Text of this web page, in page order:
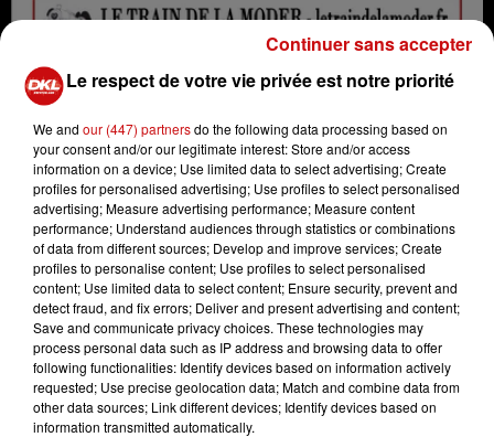
Exposition de Modelisme Ferroviaire
Crédit :Exposition de Modelisme Ferroviaire
Ajouter à votre calendrier
Date
du16 mars 2024 à 13h30
au16 mars 2024 à 19h00
Le respect de votre vie privée est notre priorité
We and our (447) partnersdo the following data processing based on
your consent and/or our legitimate interest: Store and/or access
information on a device; Use limited data to select advertising; Create
profiles for personalised advertising; Use profiles to select personalised
advertising; Measure advertising performance; Measure content
performance; Understand audiences through statistics or combinations
of data from different sources; Develop and improve services; Create
profiles to personalise content; Use profiles to select personalised
content; Use limited data to select content; Ensure security, prevent and
detect fraud, and fix errors; Deliver and present advertising and content;
Save and communicate privacy choices. These technologies may
process personal data such as IP address and browsing data to offer
following functionalities: Identify devices based on information actively
requested; Use precise geolocation data; Match and combine data from
other data sources; Link different devices; Identify devices based on
information transmitted automatically.
Continuer sans accepter